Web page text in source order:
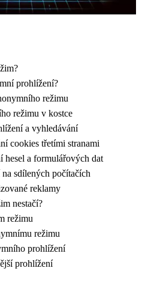
prohlížení?
režimu
režimu v kostce
a vyhledávání
cookies třetími stranami
hesel a formulářových dat
sdílených počítačích
reklamy
nestačí?
režimu
režimu
prohlížení
prohlížení